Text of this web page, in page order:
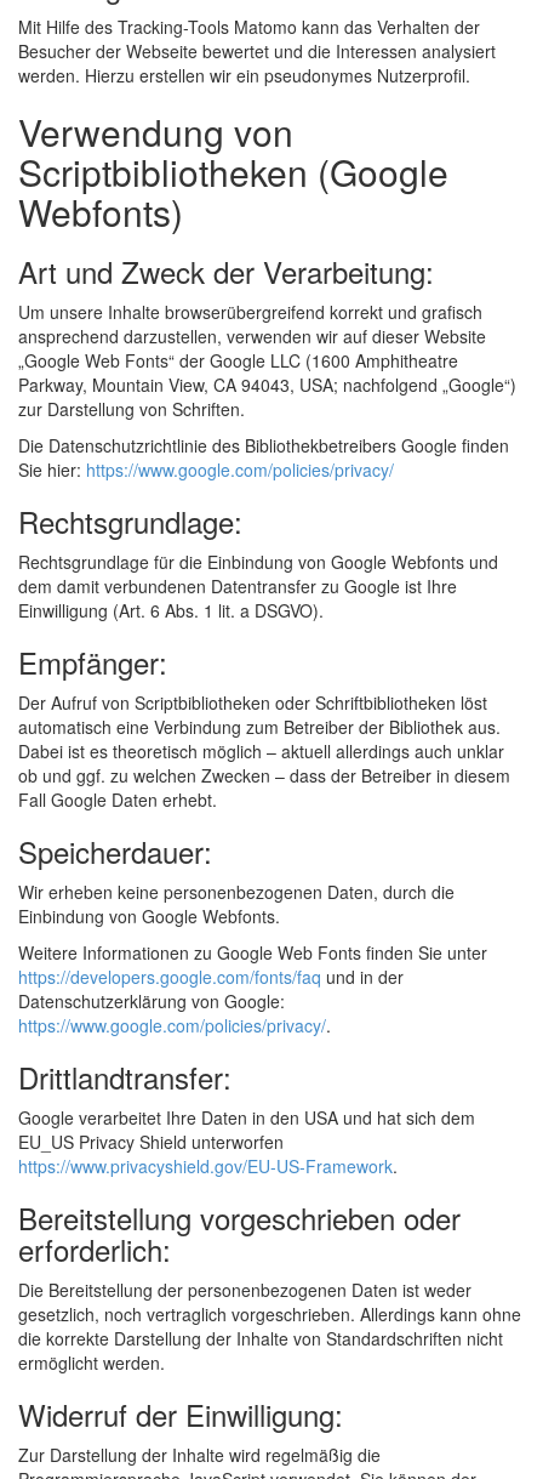
Mit Hilfe des Tracking-Tools Matomo kann das Verhalten der
Besucher der Webseite bewertet und die Interessen analysiert
werden. Hierzu erstellen wir ein pseudonymes Nutzerprofil.
Verwendung von
Scriptbibliotheken (Google
Webfonts)
Art und Zweck der Verarbeitung:
Um unsere Inhalte browserübergreifend korrekt und grafisch
ansprechend darzustellen, verwenden wir auf dieser Website
„Google Web Fonts“ der Google LLC (1600 Amphitheatre
Parkway, Mountain View, CA 94043, USA; nachfolgend „Google“)
zur Darstellung von Schriften.
Die Datenschutzrichtlinie des Bibliothekbetreibers Google finden
Sie hier: https://www.google.com/policies/privacy/
Rechtsgrundlage:
Rechtsgrundlage für die Einbindung von Google Webfonts und
dem damit verbundenen Datentransfer zu Google ist Ihre
Einwilligung (Art. 6 Abs. 1 lit. a DSGVO).
Empfänger:
Der Aufruf von Scriptbibliotheken oder Schriftbibliotheken löst
automatisch eine Verbindung zum Betreiber der Bibliothek aus.
Dabei ist es theoretisch möglich – aktuell allerdings auch unklar
ob und ggf. zu welchen Zwecken – dass der Betreiber in diesem
Fall Google Daten erhebt.
Speicherdauer:
Wir erheben keine personenbezogenen Daten, durch die
Einbindung von Google Webfonts.
Weitere Informationen zu Google Web Fonts finden Sie unter
https://developers.google.com/fonts/faq und in der
Datenschutzerklärung von Google:
https://www.google.com/policies/privacy/.
Drittlandtransfer:
Google verarbeitet Ihre Daten in den USA und hat sich dem
EU_US Privacy Shield unterworfen
https://www.privacyshield.gov/EU-US-Framework.
Bereitstellung vorgeschrieben oder
erforderlich:
Die Bereitstellung der personenbezogenen Daten ist weder
gesetzlich, noch vertraglich vorgeschrieben. Allerdings kann ohne
die korrekte Darstellung der Inhalte von Standardschriften nicht
ermöglicht werden.
Widerruf der Einwilligung:
Zur Darstellung der Inhalte wird regelmäßig die